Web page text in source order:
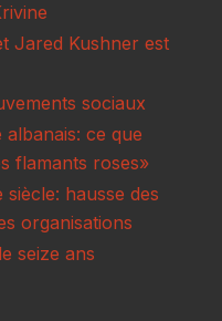
Jared Kushner est
sociaux
ce que
flamants roses»
siècle: hausse des
organisations
seize ans